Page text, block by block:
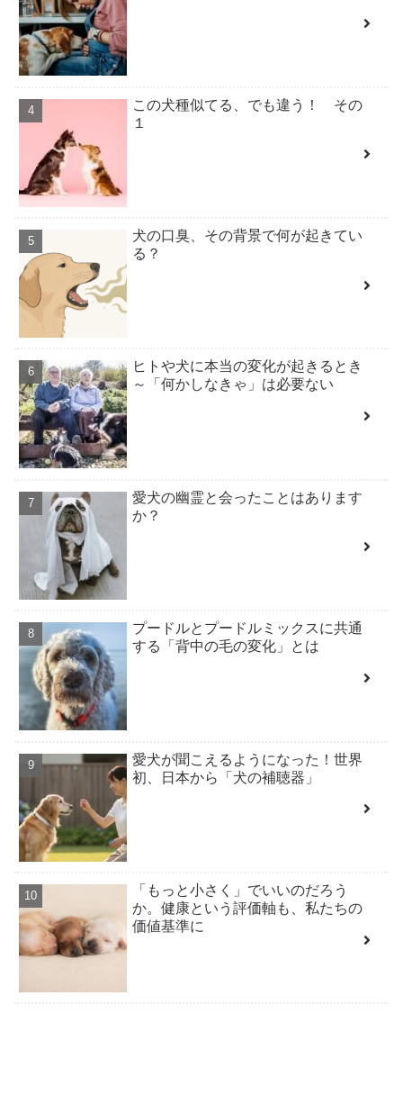
この犬種似てる、でも違う！ その
１
犬の口臭、その背景で何が起きてい
る？
ヒトや犬に本当の変化が起きるとき
～「何かしなきゃ」は必要ない
愛犬の幽霊と会ったことはあります
か？
プードルとプードルミックスに共通
する「背中の毛の変化」とは
愛犬が聞こえるようになった！世界
初、日本から「犬の補聴器」
「もっと小さく」でいいのだろう
か。健康という評価軸も、私たちの
価値基準に